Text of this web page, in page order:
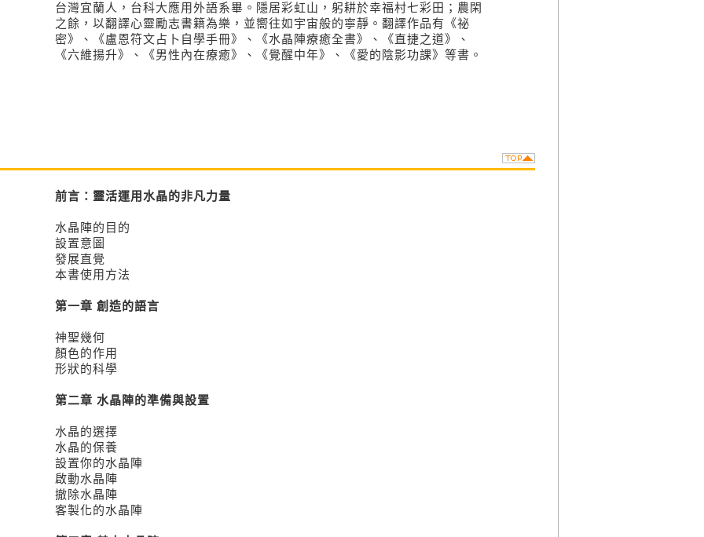
台灣宜蘭人，台科大應用外語系畢。隱居彩虹山，躬耕於幸福村七彩田；農閑
之餘，以翻譯心靈勵志書籍為樂，並嚮往如宇宙般的寧靜。翻譯作品有《祕
密》、《盧恩符文占卜自學手冊》、《水晶陣療癒全書》、《直捷之道》、
《六維揚升》、《男性內在療癒》、《覺醒中年》、《愛的陰影功課》等書。
前言：靈活運用水晶的非凡力量
水晶陣的目的
設置意圖
發展直覺
本書使用方法
第一章 創造的語言
神聖幾何
顏色的作用
形狀的科學
第二章 水晶陣的準備與設置
水晶的選擇
水晶的保養
設置你的水晶陣
啟動水晶陣
撤除水晶陣
客製化的水晶陣